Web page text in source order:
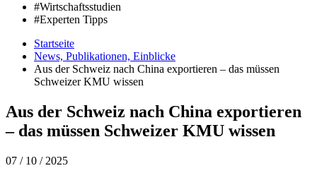
#Wirtschaftsstudien
#Experten Tipps
Startseite
News, Publikationen, Einblicke
Aus der Schweiz nach China exportieren – das müssen
Schweizer KMU wissen
Aus der Schweiz nach China exportieren
– das müssen Schweizer KMU wissen
07 / 10 / 2025